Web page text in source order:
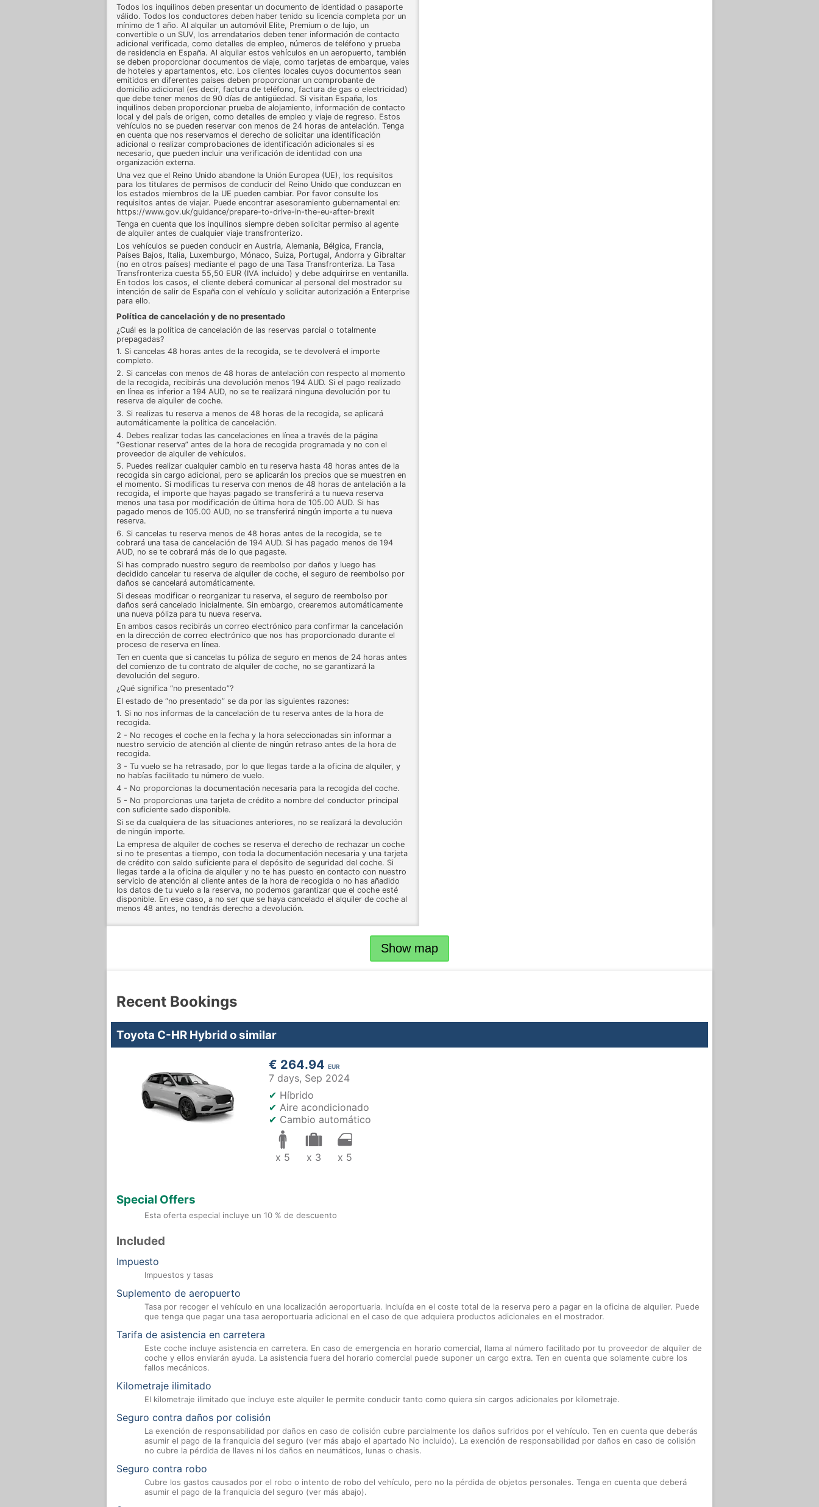
Todos los inquilinos deben presentar un documento de identidad o pasaporte
válido. Todos los conductores deben haber tenido su licencia completa por un
mínimo de 1 año. Al alquilar un automóvil Elite, Premium o de lujo, un
convertible o un SUV, los arrendatarios deben tener información de contacto
adicional verificada, como detalles de empleo, números de teléfono y prueba
de residencia en España. Al alquilar estos vehículos en un aeropuerto, también
se deben proporcionar documentos de viaje, como tarjetas de embarque, vales
de hoteles y apartamentos, etc. Los clientes locales cuyos documentos sean
emitidos en diferentes países deben proporcionar un comprobante de
domicilio adicional (es decir, factura de teléfono, factura de gas o electricidad)
que debe tener menos de 90 días de antigüedad. Si visitan España, los
inquilinos deben proporcionar prueba de alojamiento, información de contacto
local y del país de origen, como detalles de empleo y viaje de regreso. Estos
vehículos no se pueden reservar con menos de 24 horas de antelación. Tenga
en cuenta que nos reservamos el derecho de solicitar una identificación
adicional o realizar comprobaciones de identificación adicionales si es
necesario, que pueden incluir una verificación de identidad con una
organización externa.
Una vez que el Reino Unido abandone la Unión Europea (UE), los requisitos
para los titulares de permisos de conducir del Reino Unido que conduzcan en
los estados miembros de la UE pueden cambiar. Por favor consulte los
requisitos antes de viajar. Puede encontrar asesoramiento gubernamental en:
https://www.gov.uk/guidance/prepare-to-drive-in-the-eu-after-brexit
Tenga en cuenta que los inquilinos siempre deben solicitar permiso al agente
de alquiler antes de cualquier viaje transfronterizo.
Los vehículos se pueden conducir en Austria, Alemania, Bélgica, Francia,
Países Bajos, Italia, Luxemburgo, Mónaco, Suiza, Portugal, Andorra y Gibraltar
(no en otros países) mediante el pago de una Tasa Transfronteriza. La Tasa
Transfronteriza cuesta 55,50 EUR (IVA incluido) y debe adquirirse en ventanilla.
En todos los casos, el cliente deberá comunicar al personal del mostrador su
intención de salir de España con el vehículo y solicitar autorización a Enterprise
para ello.
Política de cancelación y de no presentado
¿Cuál es la política de cancelación de las reservas parcial o totalmente
prepagadas?
1. Si cancelas 48 horas antes de la recogida, se te devolverá el importe
completo.
2. Si cancelas con menos de 48 horas de antelación con respecto al momento
de la recogida, recibirás una devolución menos 194 AUD. Si el pago realizado
en línea es inferior a 194 AUD, no se te realizará ninguna devolución por tu
reserva de alquiler de coche.
3. Si realizas tu reserva a menos de 48 horas de la recogida, se aplicará
automáticamente la política de cancelación.
4. Debes realizar todas las cancelaciones en línea a través de la página
“Gestionar reserva” antes de la hora de recogida programada y no con el
proveedor de alquiler de vehículos.
5. Puedes realizar cualquier cambio en tu reserva hasta 48 horas antes de la
recogida sin cargo adicional, pero se aplicarán los precios que se muestren en
el momento. Si modificas tu reserva con menos de 48 horas de antelación a la
recogida, el importe que hayas pagado se transferirá a tu nueva reserva
menos una tasa por modificación de última hora de 105.00 AUD. Si has
pagado menos de 105.00 AUD, no se transferirá ningún importe a tu nueva
reserva.
6. Si cancelas tu reserva menos de 48 horas antes de la recogida, se te
cobrará una tasa de cancelación de 194 AUD. Si has pagado menos de 194
AUD, no se te cobrará más de lo que pagaste.
Si has comprado nuestro seguro de reembolso por daños y luego has
decidido cancelar tu reserva de alquiler de coche, el seguro de reembolso por
daños se cancelará automáticamente.
Si deseas modificar o reorganizar tu reserva, el seguro de reembolso por
daños será cancelado inicialmente. Sin embargo, crearemos automáticamente
una nueva póliza para tu nueva reserva.
En ambos casos recibirás un correo electrónico para confirmar la cancelación
en la dirección de correo electrónico que nos has proporcionado durante el
proceso de reserva en línea.
Ten en cuenta que si cancelas tu póliza de seguro en menos de 24 horas antes
del comienzo de tu contrato de alquiler de coche, no se garantizará la
devolución del seguro.
¿Qué significa “no presentado”?
El estado de “no presentado” se da por las siguientes razones:
1. Si no nos informas de la cancelación de tu reserva antes de la hora de
recogida.
2 - No recoges el coche en la fecha y la hora seleccionadas sin informar a
nuestro servicio de atención al cliente de ningún retraso antes de la hora de
recogida.
3 - Tu vuelo se ha retrasado, por lo que llegas tarde a la oficina de alquiler, y
no habías facilitado tu número de vuelo.
4 - No proporcionas la documentación necesaria para la recogida del coche.
5 - No proporcionas una tarjeta de crédito a nombre del conductor principal
con suficiente sado disponible.
Si se da cualquiera de las situaciones anteriores, no se realizará la devolución
de ningún importe.
La empresa de alquiler de coches se reserva el derecho de rechazar un coche
si no te presentas a tiempo, con toda la documentación necesaria y una tarjeta
de crédito con saldo suficiente para el depósito de seguridad del coche. Si
llegas tarde a la oficina de alquiler y no te has puesto en contacto con nuestro
servicio de atención al cliente antes de la hora de recogida o no has añadido
los datos de tu vuelo a la reserva, no podemos garantizar que el coche esté
disponible. En ese caso, a no ser que se haya cancelado el alquiler de coche al
menos 48 antes, no tendrás derecho a devolución.
Show map
Recent Bookings
Toyota C-HR Hybrid o similar
€ 264.94 EUR
7 days, Sep 2024
✔ Híbrido
✔ Aire acondicionado
✔ Cambio automático
x 5 x 3 x 5
Special Offers
Esta oferta especial incluye un 10 % de descuento
Included
Impuesto
Impuestos y tasas
Suplemento de aeropuerto
Tasa por recoger el vehículo en una localización aeroportuaria. Incluída en el coste total de la reserva pero a pagar en la oficina de alquiler. Puede
que tenga que pagar una tasa aeroportuaria adicional en el caso de que adquiera productos adicionales en el mostrador.
Tarifa de asistencia en carretera
Este coche incluye asistencia en carretera. En caso de emergencia en horario comercial, llama al número facilitado por tu proveedor de alquiler de
coche y ellos enviarán ayuda. La asistencia fuera del horario comercial puede suponer un cargo extra. Ten en cuenta que solamente cubre los
fallos mecánicos.
Kilometraje ilimitado
El kilometraje ilimitado que incluye este alquiler le permite conducir tanto como quiera sin cargos adicionales por kilometraje.
Seguro contra daños por colisión
La exención de responsabilidad por daños en caso de colisión cubre parcialmente los daños sufridos por el vehículo. Ten en cuenta que deberás
asumir el pago de la franquicia del seguro (ver más abajo el apartado No incluido). La exención de responsabilidad por daños en caso de colisión
no cubre la pérdida de llaves ni los daños en neumáticos, lunas o chasis.
Seguro contra robo
Cubre los gastos causados por el robo o intento de robo del vehículo, pero no la pérdida de objetos personales. Tenga en cuenta que deberá
asumir el pago de la franquicia del seguro (ver más abajo).